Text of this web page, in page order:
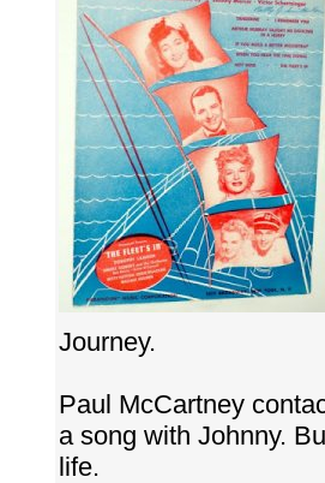
Journey.
Paul McCartney
a song with Johnny.
life.